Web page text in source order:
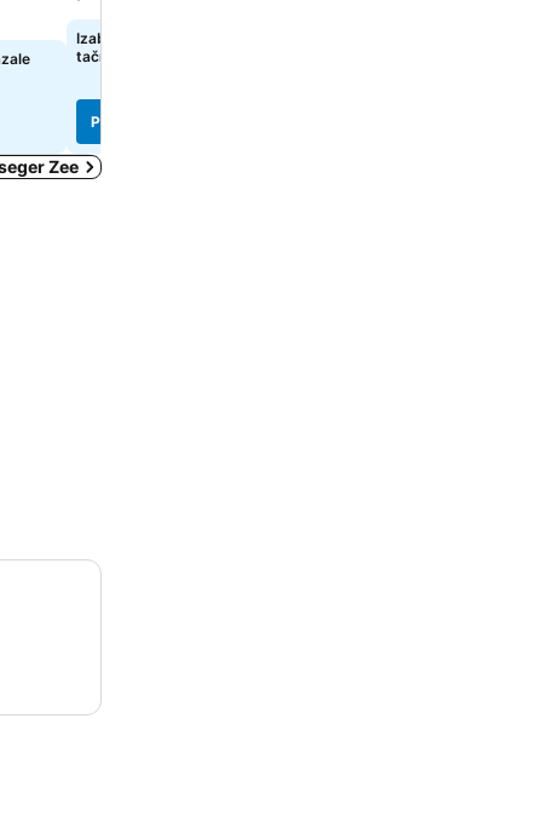
Izaberi datume da bi se prikazale
tačne cene
Pogledaj cene
Zee